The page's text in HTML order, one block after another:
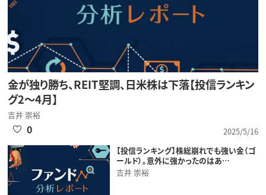
金が独り勝ち、REIT堅調、日米株は下落【投信ランキン
グ2～4月】
吉井 崇裕
2025/5/16
0
【投信ランキング】株総崩れでも強い金（ゴ
ールド）。意外に強かったのはあ…
吉井 崇裕